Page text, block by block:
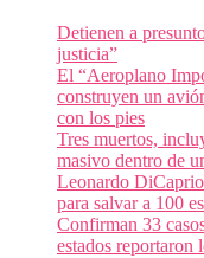
Detienen a
justicia”
El “Aeroplano
construyen un
con los pies
Tres muertos,
masivo dentro de
Leonardo
para salvar a 100
Confirman 33
estados reportaron